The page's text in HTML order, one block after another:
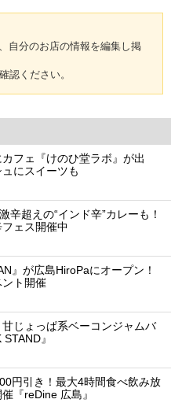
自分のお店の情報を編集し掲
認ください。
フェ『けのひ堂ラボ』が出
にスイーツも
辛超えの“インド辛”カレーも！
フェス開催中
』が広島HiroPaにオープン！
ト開催
じょっぱ系ベーコンジャムバ
』
円引き！最大4時間食べ飲み放
『reDine 広島』